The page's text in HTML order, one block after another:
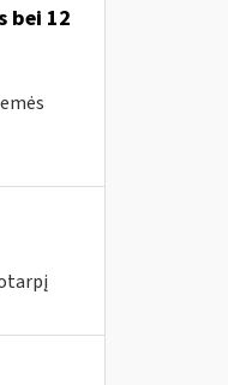
bei 12